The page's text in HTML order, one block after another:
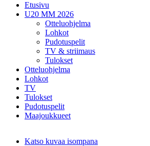
Etusivu
U20 MM 2026
Otteluohjelma
Lohkot
Pudotuspelit
TV & striimaus
Tulokset
Otteluohjelma
Lohkot
TV
Tulokset
Pudotuspelit
Maajoukkueet
Katso kuvaa isompana